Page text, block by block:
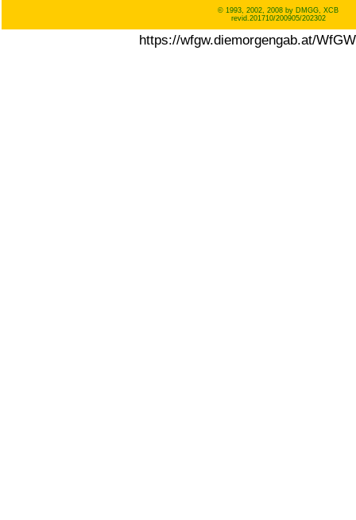
© 1993, 2002, 2008 by DMGG, XCB
revid.201710/200905/202302
https://wfgw.diemorgengab.at/